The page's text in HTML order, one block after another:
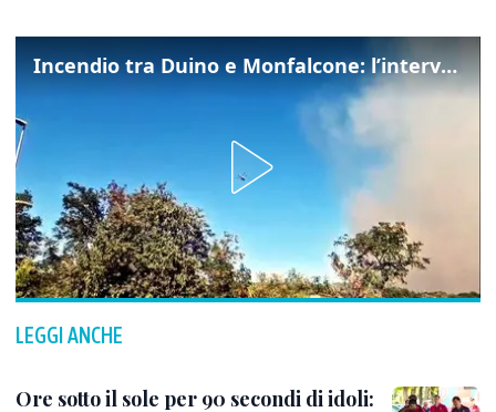
Incendio tra Duino e Monfalcone: l’intervento dei vigili del fuoco
LEGGI ANCHE
Ore sotto il sole per 90 secondi di idoli: